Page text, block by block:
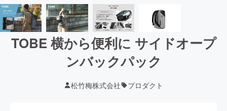
TOBE 横から便利に サイドオープ
ンバックパック
松竹梅株式会社 プロダクト